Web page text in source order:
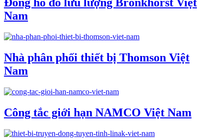
Nam
Nhà phân phối thiết bị Thomson Việt
Nam
Công tắc giới hạn NAMCO Việt Nam